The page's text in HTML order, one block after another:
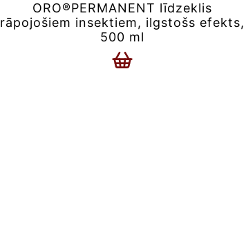
ORO®PERMANENT līdzeklis
rāpojošiem insektiem, ilgstošs efekts,
500 ml